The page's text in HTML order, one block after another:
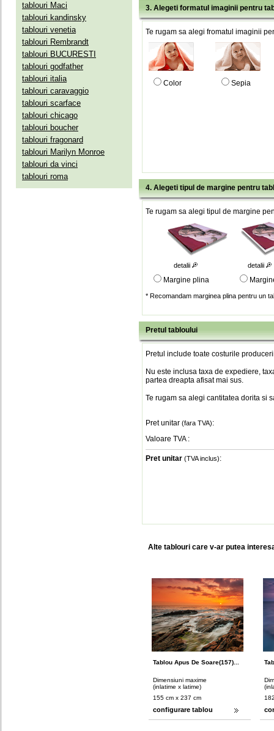
tablouri Maci
tablouri kandinsky
tablouri venetia
tablouri Rembrandt
tablouri BUCURESTI
tablouri godfather
tablouri italia
tablouri caravaggio
tablouri scarface
tablouri chicago
tablouri boucher
tablouri fragonard
tablouri Marilyn Monroe
tablouri da vinci
tablouri roma
3. Alegeti formatul imaginii pentru
Te rugam sa alegi fromatul imaginii
Color Sepia
4. Alegeti tipul de margine pentru
Te rugam sa alegi tipul de margine
detalii detalii
Margine plina
* Recomandam marginea plina pentru un
Pretul tabloului
Pretul include toate costurile
Nu este inclusa taxa de expediere,
partea dreapta afisat mai sus.
Te rugam sa alegi cantitatea dorita si
Pret unitar (fara TVA):
Valoare TVA :
Pret unitar (TVA inclus):
Alte tablouri care v-ar putea
Tablou Apus De Soare(157)...
Dimensiuni maxime
(inlatime x latime)
155 cm x 237 cm
configurare tablou